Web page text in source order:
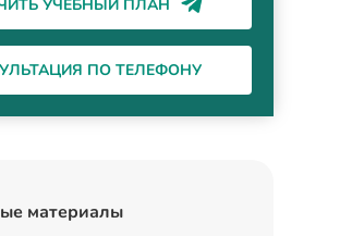
УЧЕБНЫЙ ПЛАН
ПО ТЕЛЕФОНУ
материалы